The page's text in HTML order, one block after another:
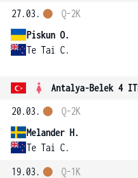
27.03.
Piskun O.
Te Tai C.
Q-2K
Antalya-Belek 4
20.03.
Melander H.
Te Tai C.
Q-2K
19.03.
Q-1K